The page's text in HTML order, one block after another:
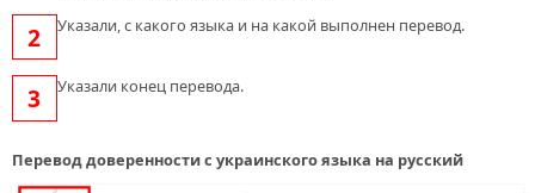
Указали, с какого языка и на какой выполнен перевод.
Указали конец перевода.
Перевод доверенности с украинского языка на русский